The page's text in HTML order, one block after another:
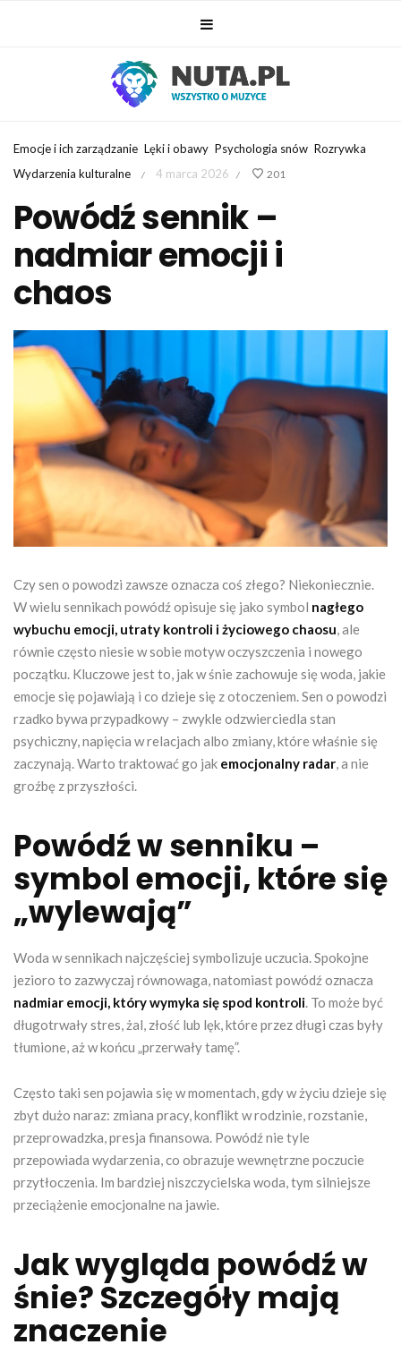
Emocje i ich zarządzanie Lęki i obawy Psychologia snów Rozrywka
Wydarzenia kulturalne
/ 4 marca 2026 / 201
Powódź sennik –
nadmiar emocji i
chaos
Czy sen o powodzi zawsze oznacza coś złego? Niekoniecznie.
W wielu sennikach powódź opisuje się jako symbol nagłego
wybuchu emocji, utraty kontroli i życiowego chaosu , ale
równie często niesie w sobie motyw oczyszczenia i nowego
początku. Kluczowe jest to, jak w śnie zachowuje się woda, jakie
emocje się pojawiają i co dzieje się z otoczeniem. Sen o powodzi
rzadko bywa przypadkowy – zwykle odzwierciedla stan
psychiczny, napięcia w relacjach albo zmiany, które właśnie się
zaczynają. Warto traktować go jak emocjonalny radar , a nie
groźbę z przyszłości.
Powódź w senniku –
symbol emocji, które się
„wylewają”
Woda w sennikach najczęściej symbolizuje uczucia. Spokojne
jezioro to zazwyczaj równowaga, natomiast powódź oznacza
nadmiar emocji, który wymyka się spod kontroli . To może być
długotrwały stres, żal, złość lub lęk, które przez długi czas były
tłumione, aż w końcu „przerwały tamę”.
Często taki sen pojawia się w momentach, gdy w życiu dzieje się
zbyt dużo naraz: zmiana pracy, konflikt w rodzinie, rozstanie,
przeprowadzka, presja finansowa. Powódź nie tyle
przepowiada wydarzenia, co obrazuje wewnętrzne poczucie
przytłoczenia. Im bardziej niszczycielska woda, tym silniejsze
przeciążenie emocjonalne na jawie.
Jak wygląda powódź w
śnie? Szczegóły mają
znaczenie